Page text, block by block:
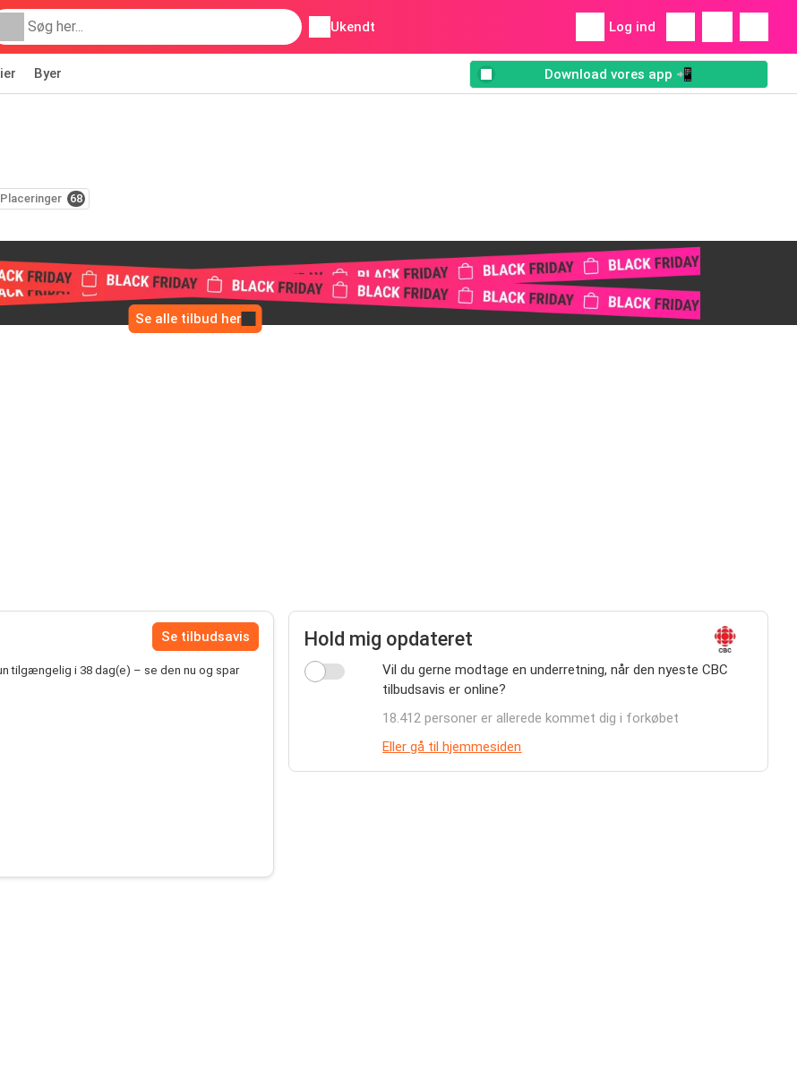
Ukendt Log ind
Byer Download vores app 📲
Placeringer 68
Se alle tilbud her
Se tilbudsavis
tilgængelig i 38 dag(e) – se den nu og spar
Hold mig opdateret
Vil du gerne modtage en underretning, når den nyeste CBC
tilbudsavis er online?
18.412 personer er allerede kommet dig i forkøbet
Eller gå til hjemmesiden